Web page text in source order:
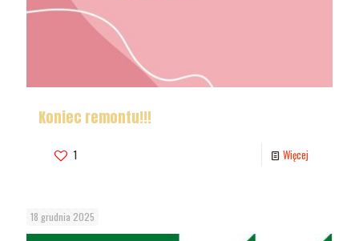
Koniec remontu!!!
1 Więcej
18 grudnia 2025